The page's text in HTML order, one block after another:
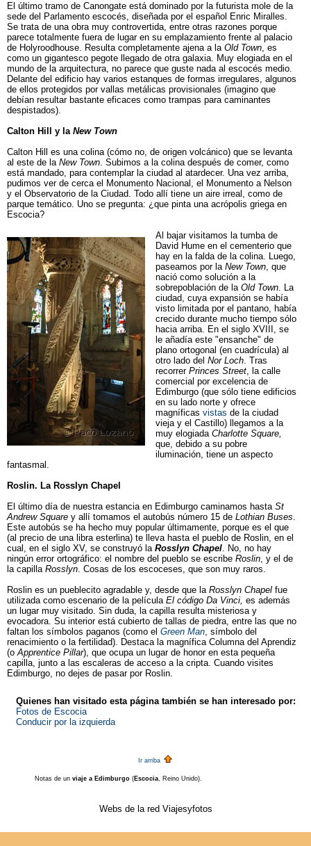
El último tramo de Canongate está dominado por la futurista mole de la
sede del Parlamento escocés, diseñada por el español Enric Miralles.
Se trata de una obra muy controvertida, entre otras razones porque
parece totalmente fuera de lugar en su emplazamiento frente al palacio
de Holyroodhouse. Resulta completamente ajena a la Old Town, es
como un gigantesco pegote llegado de otra galaxia. Muy elogiada en el
mundo de la arquitectura, no parece que guste nada al escocés medio.
Delante del edificio hay varios estanques de formas irregulares, algunos
de ellos protegidos por vallas metálicas provisionales (imagino que
debían resultar bastante eficaces como trampas para caminantes
despistados).
Calton Hill y la New Town
Calton Hill es una colina (cómo no, de origen volcánico) que se levanta
al este de la New Town. Subimos a la colina después de comer, como
está mandado, para contemplar la ciudad al atardecer. Una vez arriba,
pudimos ver de cerca el Monumento Nacional, el Monumento a Nelson
y el Observatorio de la Ciudad. Todo allí tiene un aire irreal, como de
parque temático. Uno se pregunta: ¿que pinta una acrópolis griega en
Escocia?
Al bajar visitamos la tumba de
David Hume en el cementerio que
hay en la falda de la colina. Luego,
paseamos por la New Town, que
nació como solución a la
sobrepoblación de la Old Town. La
ciudad, cuya expansión se había
visto limitada por el pantano, había
crecido durante mucho tiempo sólo
hacia arriba. En el siglo XVIII, se
le añadía este "ensanche" de
plano ortogonal (en cuadrícula) al
otro lado del Nor Loch. Tras
recorrer Princes Street, la calle
comercial por excelencia de
Edimburgo (que sólo tiene edificios
en su lado norte y ofrece
magníficas vistas de la ciudad
vieja y el Castillo) llegamos a la
muy elogiadaCharlotte Square,
que, debido a su pobre
iluminación, tiene un aspecto
fantasmal.
Roslin. La Rosslyn Chapel
El último día de nuestra estancia en Edimburgo caminamos hasta St
Andrew Square y allí tomamos el autobús número 15 de Lothian Buses.
Este autobús se ha hecho muy popular últimamente, porque es el que
(al precio de una libra esterlina) te lleva hasta el pueblo de Roslin, en el
cual, en el siglo XV, se construyó la Rosslyn Chapel. No, no hay
ningún error ortográfico: el nombre del pueblo se escribe Roslin, y el de
la capilla Rosslyn. Cosas de los escoceses, que son muy raros.
Roslin es un pueblecito agradable y, desde que la Rosslyn Chapel fue
utilizada como escenario de la película El código Da Vinci, es además
un lugar muy visitado. Sin duda, la capilla resulta misteriosa y
evocadora. Su interior está cubierto de tallas de piedra, entre las que no
faltan los símbolos paganos (como el Green Man, símbolo del
renacimiento o la fertilidad). Destaca la magnífica Columna del Aprendiz
(o Apprentice Pillar), que ocupa un lugar de honor en esta pequeña
capilla, junto a las escaleras de acceso a la cripta. Cuando visites
Edimburgo, no dejes de pasar por Roslin.
Quienes han visitado esta página también se han interesado por:
Fotos de Escocia
Conducir por la izquierda
Ir arriba
Notas de un viaje a Edimburgo ( Escocia, Reino Unido).
Webs de la red Viajesyfotos